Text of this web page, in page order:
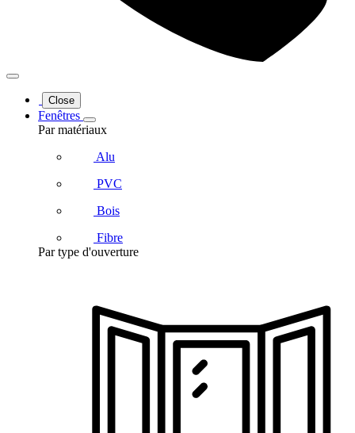
Close
Fenêtres
Par matériaux
Alu
PVC
Bois
Fibre
Par type d'ouverture